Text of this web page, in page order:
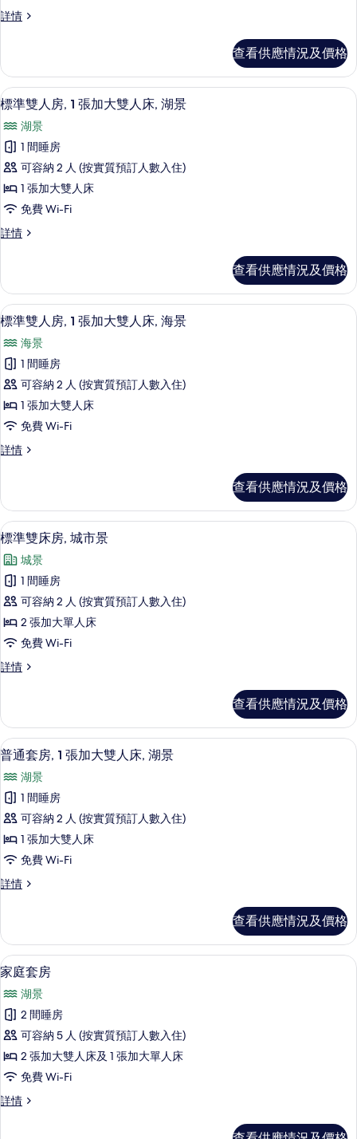
人
1
張
加
大
雙
人
床,
山
景
片
詳情
標
房,
張
大
雙
人
床,
山
景
詳
情
查看供應情況及價格
載
所
有
標
準
人
1
張
加
大
雙
人
床,
湖
景
片
12
標準雙人房, 1 張加大雙人床, 湖景
湖景
1 間睡房
可容納 2 人 (按實質預訂人數入住)
1 張加大雙人床
免費 Wi-Fi
詳情
標
房,
張
大
雙
人
床,
湖
景
詳
情
查看供應情況及價格
載
所
有
標
準
人
1
張
加
大
雙
人
床,
海
景
片
13
標準雙人房, 1 張加大雙人床, 海景
海景
1 間睡房
可容納 2 人 (按實質預訂人數入住)
1 張加大雙人床
免費 Wi-Fi
詳情
標
房,
張
大
雙
人
床,
海
景
詳
情
查看供應情況及價格
載
入
所
有
標
準
床
城
市
景
的
相
片
13
標準雙床房, 城市景
城景
1 間睡房
可容納 2 人 (按實質預訂人數入住)
2 張加大單人床
免費 Wi-Fi
詳情
標
房,
城
市
景
詳
情
查看供應情況及價格
載
入
所
有
普
通
房,
張
加
大
雙
人
床,
湖
景
的
普通套房, 1 張加大雙人床, 湖景 | 遮
13
普通套房, 1 張加大雙人床, 湖景
湖景
1 間睡房
可容納 2 人 (按實質預訂人數入住)
1 張加大雙人床
免費 Wi-Fi
詳情
普
1
張
加
大
雙
人
床,
湖
景
詳
情
查看供應情況及價格
載
入
所
有
家
庭
房
家庭套房 | 遮光窗簾/窗簾、隔音、免
20
家庭套房
湖景
2 間睡房
可容納 5 人 (按實質預訂人數入住)
2 張加大雙人床及 1 張加大單人床
免費 Wi-Fi
詳情
家